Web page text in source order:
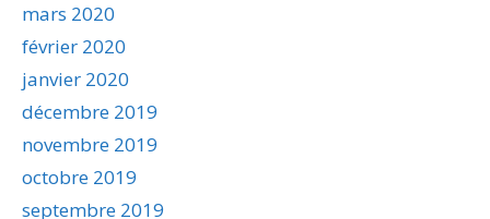
mars 2020
février 2020
janvier 2020
décembre 2019
novembre 2019
octobre 2019
septembre 2019